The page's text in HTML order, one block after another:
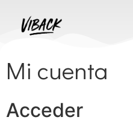
Mi cuenta
Acceder